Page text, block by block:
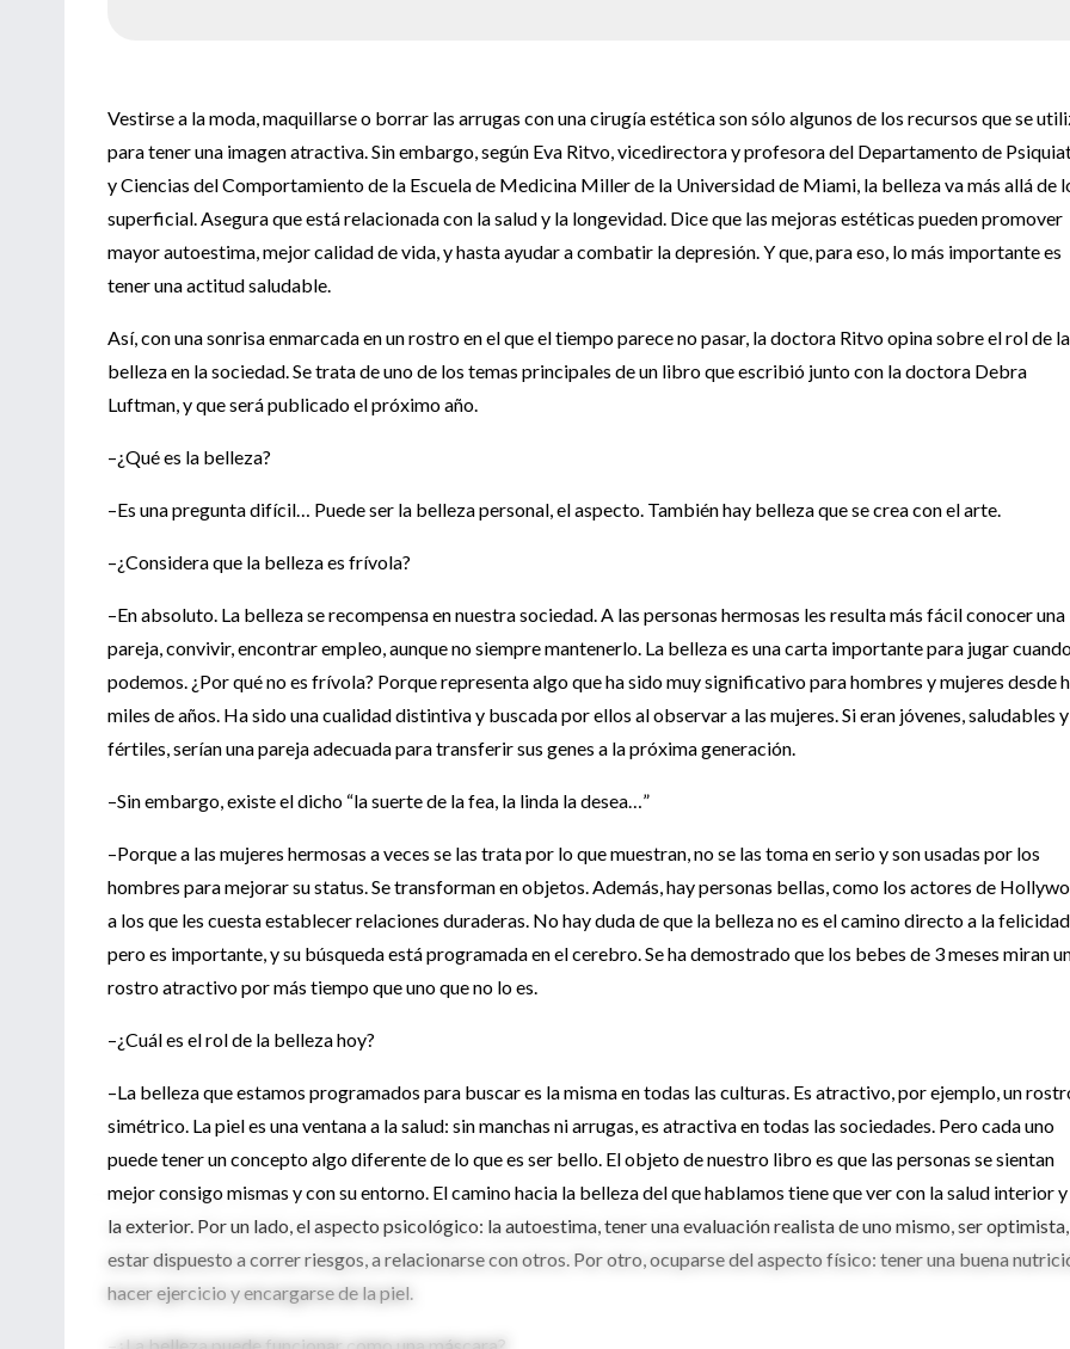
Vestirse a la moda, maquillarse o borrar las arrugas con una cirugía estética son sólo algunos de los recursos que se
para tener una imagen atractiva. Sin embargo, según Eva Ritvo, vicedirectora y profesora del Departamento de
y Ciencias del Comportamiento de la Escuela de Medicina Miller de la Universidad de Miami, la belleza va más allá de
superficial. Asegura que está relacionada con la salud y la longevidad. Dice que las mejoras estéticas pueden promover
mayor autoestima, mejor calidad de vida, y hasta ayudar a combatir la depresión. Y que, para eso, lo más importante es
tener una actitud saludable.
Así, con una sonrisa enmarcada en un rostro en el que el tiempo parece no pasar, la doctora Ritvo opina sobre el rol de la
belleza en la sociedad. Se trata de uno de los temas principales de un libro que escribió junto con la doctora Debra
Luftman, y que será publicado el próximo año.
–¿Qué es la belleza?
–Es una pregunta difícil… Puede ser la belleza personal, el aspecto. También hay belleza que se crea con el arte.
–¿Considera que la belleza es frívola?
–En absoluto. La belleza se recompensa en nuestra sociedad. A las personas hermosas les resulta más fácil conocer una
pareja, convivir, encontrar empleo, aunque no siempre mantenerlo. La belleza es una carta importante para jugar
podemos. ¿Por qué no es frívola? Porque representa algo que ha sido muy significativo para hombres y mujeres desde
miles de años. Ha sido una cualidad distintiva y buscada por ellos al observar a las mujeres. Si eran jóvenes, saludables y
fértiles, serían una pareja adecuada para transferir sus genes a la próxima generación.
–Sin embargo, existe el dicho “la suerte de la fea, la linda la desea…”
–Porque a las mujeres hermosas a veces se las trata por lo que muestran, no se las toma en serio y son usadas por los
hombres para mejorar su status. Se transforman en objetos. Además, hay personas bellas, como los actores de
a los que les cuesta establecer relaciones duraderas. No hay duda de que la belleza no es el camino directo a la felicidad,
pero es importante, y su búsqueda está programada en el cerebro. Se ha demostrado que los bebes de 3 meses miran
rostro atractivo por más tiempo que uno que no lo es.
–¿Cuál es el rol de la belleza hoy?
–La belleza que estamos programados para buscar es la misma en todas las culturas. Es atractivo, por ejemplo, un
simétrico. La piel es una ventana a la salud: sin manchas ni arrugas, es atractiva en todas las sociedades. Pero cada uno
puede tener un concepto algo diferente de lo que es ser bello. El objeto de nuestro libro es que las personas se sientan
mejor consigo mismas y con su entorno. El camino hacia la belleza del que hablamos tiene que ver con la salud interior
la exterior. Por un lado, el aspecto psicológico: la autoestima, tener una evaluación realista de uno mismo, ser optimista,
estar dispuesto a correr riesgos, a relacionarse con otros. Por otro, ocuparse del aspecto físico: tener una buena
hacer ejercicio y encargarse de la piel.
–¿La belleza puede funcionar como una máscara?